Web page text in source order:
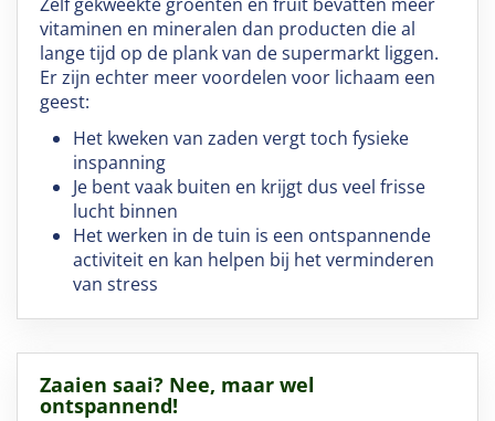
vitaminen en mineralen dan producten die al
lange tijd op de plank van de supermarkt liggen.
Er zijn echter meer voordelen voor lichaam een
geest:
Het kweken van zaden vergt toch fysieke
inspanning
Je bent vaak buiten en krijgt dus veel frisse
lucht binnen
Het werken in de tuin is een ontspannende
activiteit en kan helpen bij het verminderen
van stress
Zaaien saai? Nee, maar wel
ontspannend!